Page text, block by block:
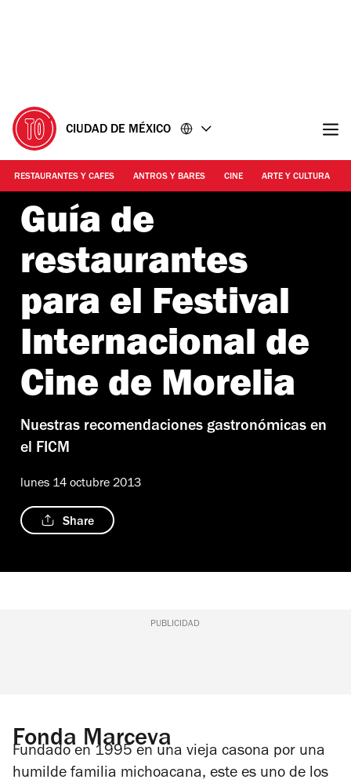
CIUDAD DE MÉXICO
RESTAURANTES Y CAFES ANTROS Y BARES CINE ARTE Y CULTURA
Guía de
restaurantes
para el Festival
Internacional de
Cine de Morelia
Nuestras recomendaciones gastronómicas en
el FICM
lunes 14 octubre 2013
Share
PUBLICIDAD
Fonda Marceva
Fundado en 1995 en una vieja casona por una
humilde familia michoacana, este es uno de los